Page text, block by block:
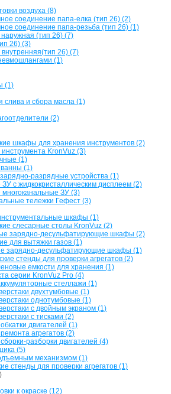
воздуха (8)
соединение папа-елка (тип 26) (2)
соединение папа-резьба (тип 26) (1)
наружная (тип 26) (7)
26) (3)
внутренняя(тип 26) (7)
(1)
(1)
слива и сбора масла (1)
(2)
шкафы для хранения инструментов (2)
KronVuz (3)
(1)
(1)
разрядные устройства (1)
с жидкокристаллическим дисплеем (2)
ЗУ (3)
тележки Гефест (3)
шкафы (1)
слесарные столы KronVuz (2)
зарядно-десульфатирующие шкафы (2)
для вытяжки газов (1)
зарядно-десульфатирующие шкафы (1)
стенды для проверки агрегатов (2)
емкости для хранения (1)
серии KronVuz Pro (4)
стеллажи (1)
двухтумбовые (1)
однотумбовые (1)
с двойным экраном (1)
с тисками (2)
двигателей (1)
агрегатов (2)
разборки двигателей (4)
(5)
механизмом (1)
стенды для проверки агрегатов (1)
к окраске (12)